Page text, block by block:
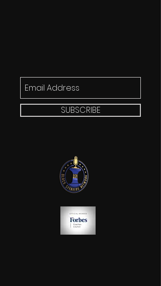
SUBSCRIBE